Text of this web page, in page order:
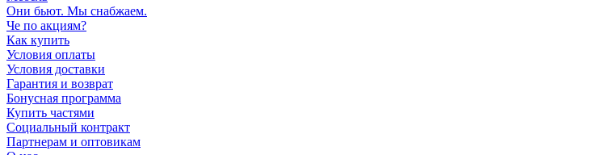
Они бьют. Мы снабжаем.
Че по акциям?
Как купить
Условия оплаты
Условия доставки
Гарантия и возврат
Бонусная программа
Купить частями
Социальный контракт
Партнерам и оптовикам